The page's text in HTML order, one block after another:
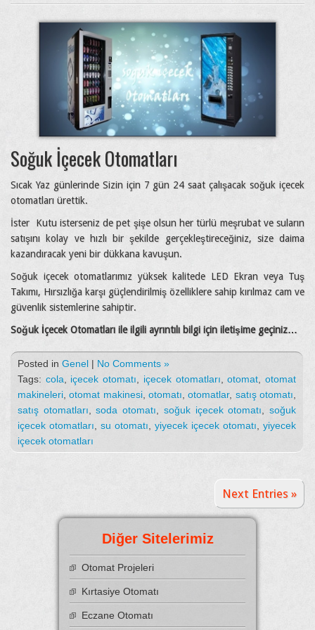
Soğuk İçecek Otomatları
Sıcak Yaz günlerinde Sizin için 7 gün 24 saat çalışacak soğuk içecek
otomatları ürettik.
İster Kutu isterseniz de pet şişe olsun her türlü meşrubat ve suların
satışını kolay ve hızlı bir şekilde gerçekleştireceğiniz, size daima
kazandıracak yeni bir dükkana kavuşun.
Soğuk içecek otomatlarımız yüksek kalitede LED Ekran veya Tuş
Takımı, Hırsızlığa karşı güçlendirilmiş özelliklere sahip kırılmaz cam ve
güvenlik sistemlerine sahiptir.
Soğuk İçecek Otomatları ile ilgili ayrıntılı bilgi için iletişime geçiniz…
Posted in Genel | No Comments »
Tags: cola içecek otomatı içecek otomatları ,otomat ,otomat
makineleri ,otomat makinesi,otomatı ,otomatlar, satış otomatı
satış otomatları ,soda otomatı soğuk içecek otomatı ,soğuk
içecek otomatları
su otomatı yiyecek içecek otomatı
yiyecek
içecek otomatları
Next Entries »
Diğer Sitelerimiz
Otomat Projeleri
Kırtasiye Otomatı
Eczane Otomatı